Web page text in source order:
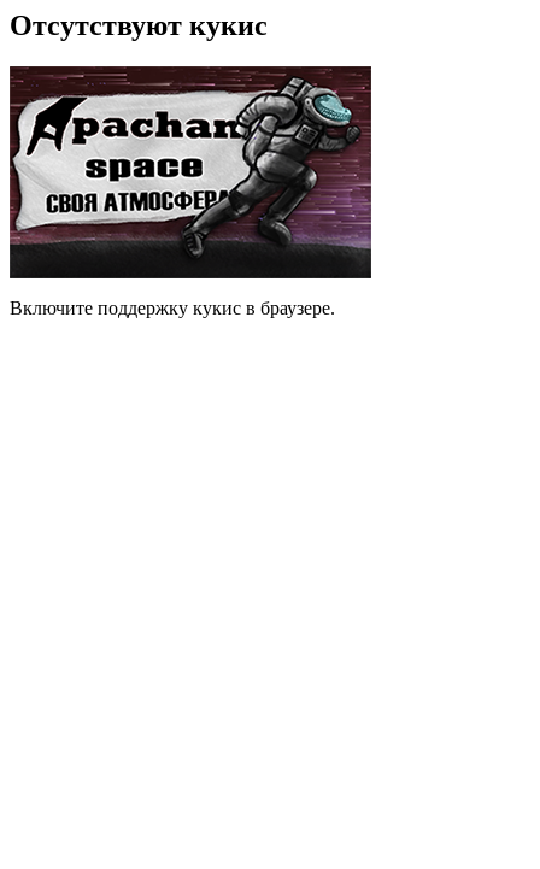
Отсутствуют кукис
Включите поддержку кукис в браузере.